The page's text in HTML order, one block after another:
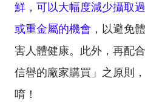
鮮，可以大幅度減少攝取
或重金屬的機會 ，以避免
害人體健康。此外，再配
信譽的廠家購買」之原則
唷！